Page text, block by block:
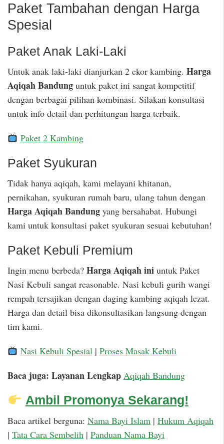
Paket Tambahan dengan Harga
Spesial
Paket Anak Laki-Laki
Untuk anak laki-laki dianjurkan 2 ekor kambing. Harga
Aqiqah Bandung untuk paket ini sangat kompetitif
dengan berbagai pilihan kombinasi. Silakan konsultasi
untuk info detail dan perhitungan harga terbaik.
Paket 2 Kambing
Paket Syukuran
Tidak hanya aqiqah, kami melayani khitanan,
pernikahan, syukuran rumah baru, ulang tahun dengan
Harga Aqiqah Bandung yang bersahabat. Hubungi
kami untuk konsultasi paket syukuran sesuai kebutuhan!
Paket Kebuli Premium
Ingin menu berbeda? Harga Aqiqah ini untuk Paket
Nasi Kebuli sangat reasonable. Nasi kebuli gurih wangi
rempah tersajikan dengan daging kambing aqiqah lezat.
Harga dan detail bisa dikonsultasikan langsung dengan
tim kami.
Nasi Kebuli Spesial| Proses Masak Kebuli
Baca juga: Layanan Lengkap Aqiqah Bandung
Ambil Promonya Sekarang!
Baca artikel berguna: Nama Bayi Islam | Hukum Aqiqah
| Tata Cara Sembelih | Panduan Nama Bayi